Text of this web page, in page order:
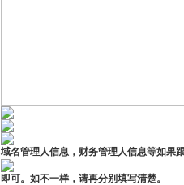
域名管理人信息，财务管理人信息等如果
即可。如不一样，请再分别填写清楚。